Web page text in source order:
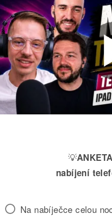
💡
nabíjení
Na nabíječce celou